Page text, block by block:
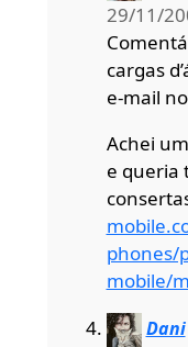
29/11/
cargas
e-mail
Achei
e queria
phones/
mobile/
Dani